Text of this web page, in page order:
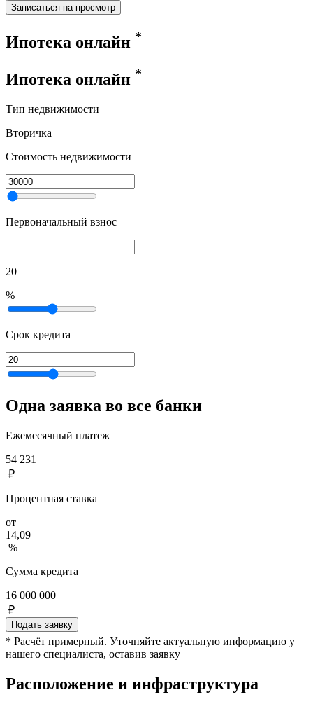
Записаться на просмотр
Ипотека онлайн *
Ипотека онлайн *
Тип недвижимости
Вторичка
Стоимость недвижимости
Первоначальный взнос
20
%
Срок кредита
Одна заявка во все банки
Ежемесячный платеж
54 231
₽
Процентная ставка
от
14,09
%
Сумма кредита
16 000 000
₽
Подать заявку
* Расчёт примерный. Уточняйте актуальную информацию у
нашего специалиста, оставив заявку
Расположение и инфраструктура